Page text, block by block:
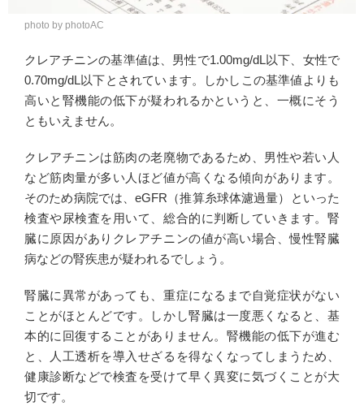
photo by photoAC
クレアチニンの基準値は、男性で1.00mg/dL以下、女性で
0.70mg/dL以下とされています。しかしこの基準値よりも
高いと腎機能の低下が疑われるかというと、一概にそう
ともいえません。
クレアチニンは筋肉の老廃物であるため、男性や若い人
など筋肉量が多い人ほど値が高くなる傾向があります。
そのため病院では、eGFR（推算糸球体濾過量）といった
検査や尿検査を用いて、総合的に判断していきます。腎
臓に原因がありクレアチニンの値が高い場合、慢性腎臓
病などの腎疾患が疑われるでしょう。
腎臓に異常があっても、重症になるまで自覚症状がない
ことがほとんどです。しかし腎臓は一度悪くなると、基
本的に回復することがありません。腎機能の低下が進む
と、人工透析を導入せざるを得なくなってしまうため、
健康診断などで検査を受けて早く異変に気づくことが大
切です。